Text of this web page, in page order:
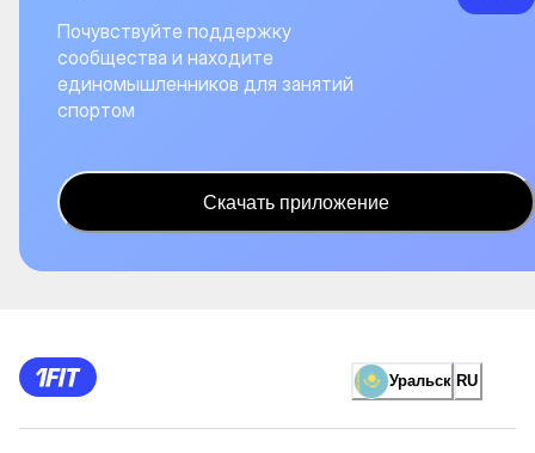
Почувствуйте поддержку
сообщества и находите
единомышленников для занятий
спортом
Скачать приложение
Уральск RU